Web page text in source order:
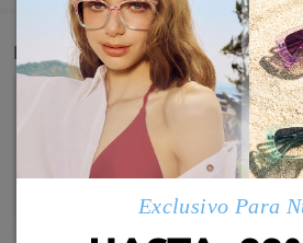
Detail
Exclusivo Para